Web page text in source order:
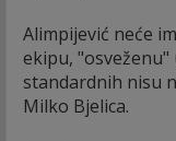
Alimpijević neće
ekipu,
standardnih nisu
Milko Bjelica.